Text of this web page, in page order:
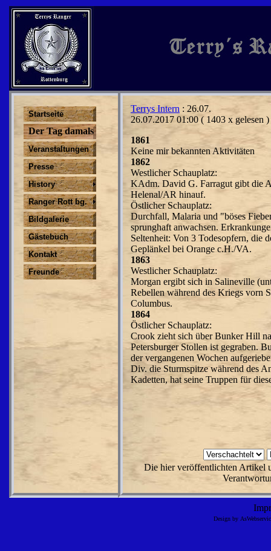
Startseite
Der Tag damals
Veranstaltungen
Presse
History
Ranger Rott bg.
Bildgalerie
Gästebuch
Kontakt
Freunde
Terrys Intern : 26.07.
26.07.2017 01:00 ( 1403 x gelesen )
1861
Keine mir bekannten Aktivitäten
1862
Westlicher Schauplatz:
KAdm. David G. Farragut gibt die
Helenal/AR hinauf.
Östlicher Schauplatz:
Durchfall, Malaria und "böses
sprunghaft anwachsen.
Seltenheit: Von 3 Todesopfern, die
Geplänkel bei Orange c.H./VA.
1863
Westlicher Schauplatz:
Morgan ergibt sich in Salineville
Rebellen während des Kriegs vorn
Columbus.
1864
Östlicher Schauplatz:
Crook zieht sich über Bunker Hill
Petersburger Stollen ist gegraben.
der vergangenen Wochen
Div. die Sturmspitze während des
Kadetten, hat seine Truppen für
Die hier veröffentlichten Artikel
Design by